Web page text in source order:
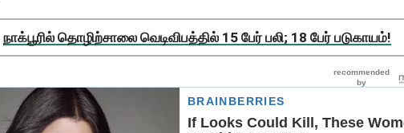
நாக்பூரில் தொழிற்சாலை வெடிவிபத்தில் 15 பேர் பலி; 18 பேர் படுகாயம்!